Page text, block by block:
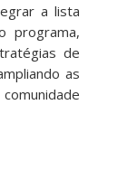
a lista
programa,
de
as